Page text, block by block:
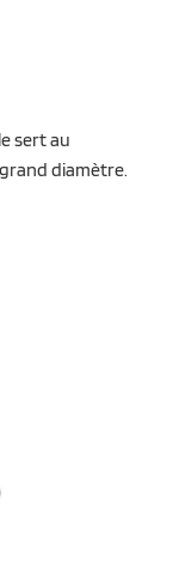
sert au
diamètre.